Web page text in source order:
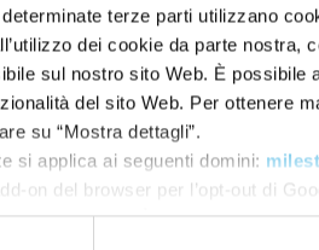
terze parti utilizzano
dei cookie da parte nostra,
sul nostro sito Web. È possibile
del sito Web. Per ottenere
su “Mostra dettagli”.
si applica ai seguenti domini:
on del browser per l’opt-out di
GB. È sempre possibile
ha
Styles, responsabile del